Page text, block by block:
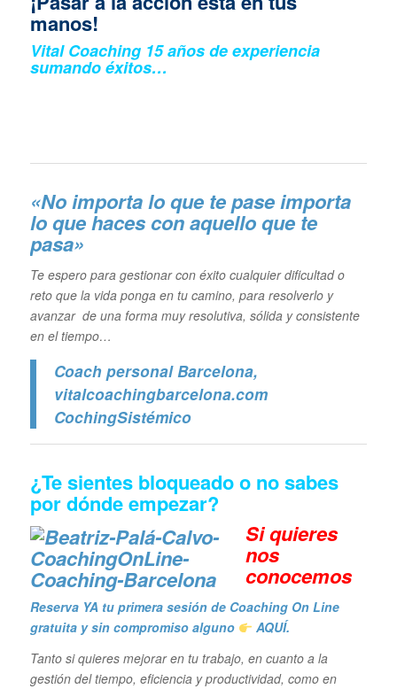
manos!
Vital Coaching 15 años de experiencia
sumando éxitos…
«No importa lo que te pase importa
lo que haces con aquello que te
pasa»
Te espero para gestionar con éxito cualquier dificultad o
reto que la vida ponga en tu camino, para resolverlo y
avanzar de una forma muy resolutiva, sólida y consistente
en el tiempo…
Coach personal Barcelona,
vitalcoachingbarcelona.com
CochingSistémico
¿Te sientes bloqueado o no sabes
por dónde empezar?
Si quieres
nos
conocemos
Reserva YA tu primera sesión de Coaching On Line
gratuita y sin compromiso alguno
AQUÍ.
Tanto si quieres mejorar en tu trabajo, en cuanto a la
gestión del tiempo, eficiencia y productividad, como en